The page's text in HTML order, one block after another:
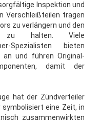
Inspektion und
Verschleißteilen tragen
zu verlängern und den
zu halten. Viele
Spezialisten bieten
an und führen Original-
damit der
hat der Zündverteiler
eine Zeit, in
zusammenwirkten